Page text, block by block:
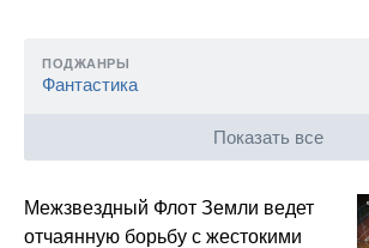
ПОДЖАНРЫ
Фантастика
Показать все
Межзвездный Флот Земли ведет
отчаянную борьбу с жестокими